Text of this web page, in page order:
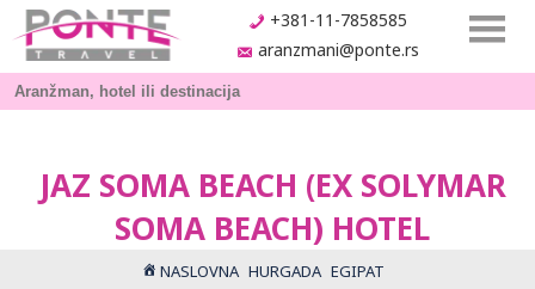
+381-11-7858585
aranzmani@ponte.rs
JAZ SOMA BEACH (EX SOLYMAR
SOMA BEACH) HOTEL
NASLOVNA HURGADA EGIPAT